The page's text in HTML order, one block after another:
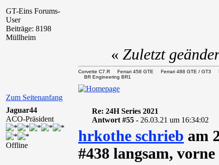
GT-Eins Forums-
User
Beiträge: 8198
Müllheim
Zum Seitenanfang
« Zuletzt
Corvette C7.R Ferrari 458 GTE Ferrari 488 GTE /
BR Engineering BR1
Jaguar44
ACO-Präsident
Offline
Re: 24H Series 2021
Antwort #55 - 26.03.21 um 16:34:02
hrkothe schrieb am
#438 langsam,